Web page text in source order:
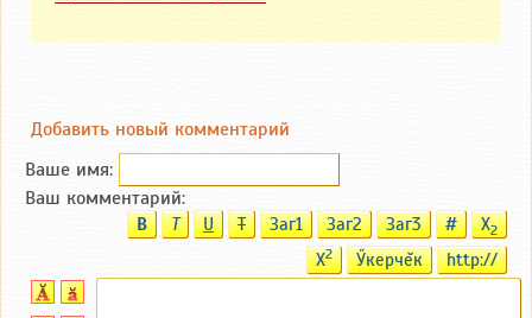
Добавить новый комментарий
Ваше имя:
Ваш комментарий:
B T U T Заг1 Заг2 Заг3 # X2
X2 Ӳкерчĕк http://